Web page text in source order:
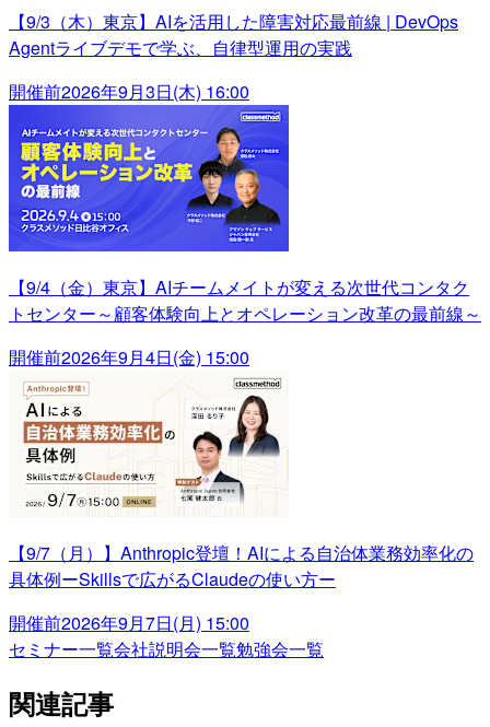
【9/3（木）東京】AIを活用した障害対応最前線 | DevOps
Agentライブデモで学ぶ、自律型運用の実践
開催前2026年9月3日(木) 16:00
【9/4（金）東京】AIチームメイトが変える次世代コンタク
トセンター～顧客体験向上とオペレーション改革の最前線～
開催前2026年9月4日(金) 15:00
【9/7（月）】Anthropic登壇！AIによる自治体業務効率化の
具体例ーSkillsで広がるClaudeの使い方ー
開催前2026年9月7日(月) 15:00
セミナー一覧会社説明会一覧勉強会一覧
関連記事